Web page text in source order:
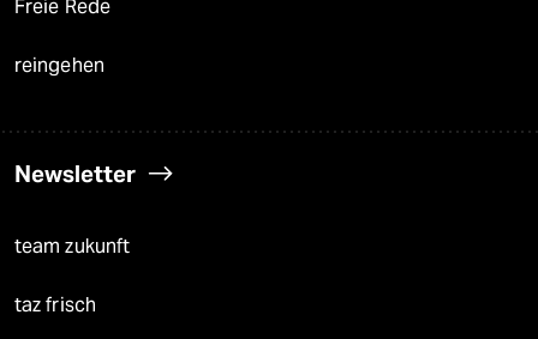
Freie Rede
reingehen
Newsletter
team zukunft
taz frisch